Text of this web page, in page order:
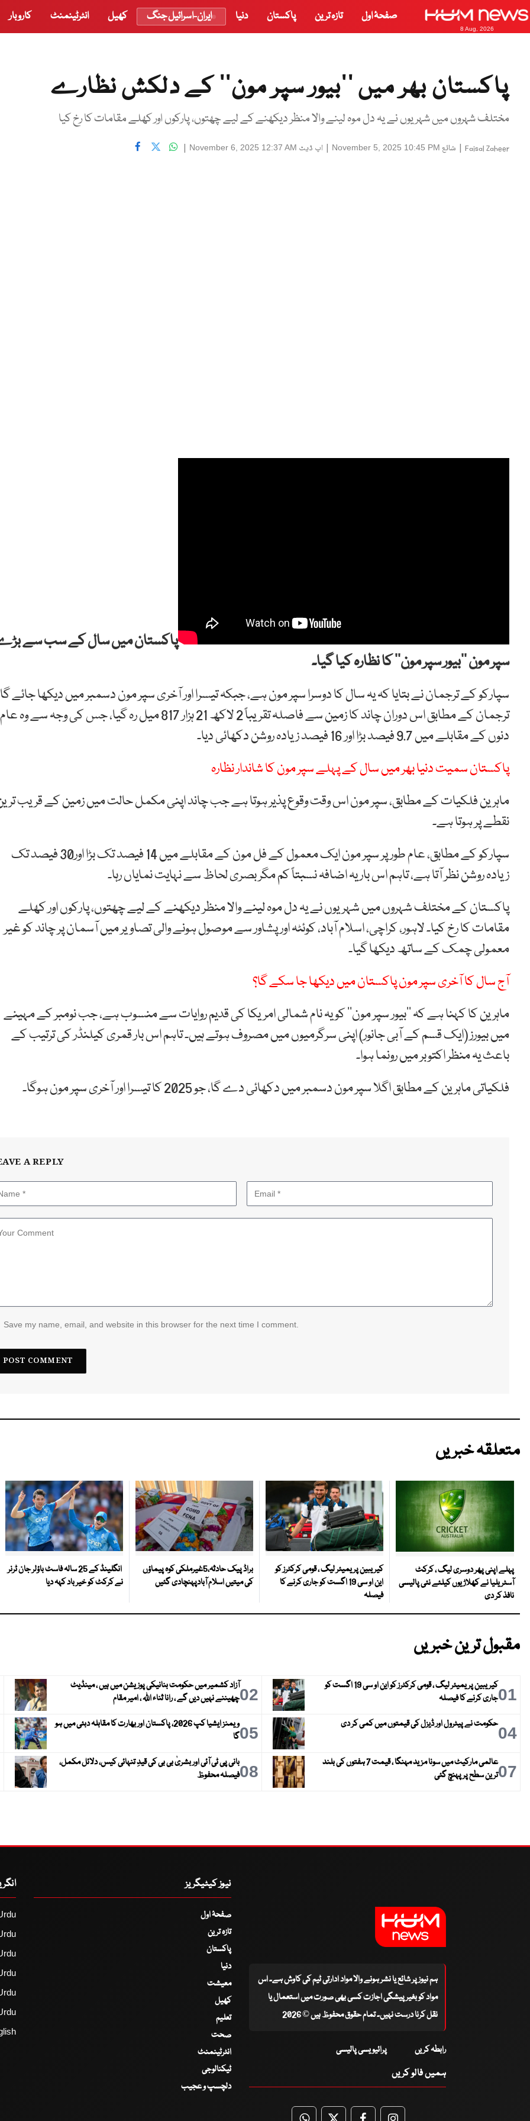
8 Aug, 2026
صفحۂ اول تازہ ترین پاکستان دنیا ایران-اسرائیل جنگ کھیل انٹرٹینمنٹ کاروبار
پاکستان بھر میں ’’بیور سپر مون‘‘ کے دلکش نظارے
مختلف شہروں میں شہریوں نے یہ دل موہ لینے والا منظر دیکھنے کے لیے چھتوں، پارکوں اور کھلے مقامات کا رخ کیا
Faisal Zaheer
| شائع November 5, 2025 10:45 PM
| اپ ڈیٹ November 6, 2025 12:37 AM
|
پاکستان میں سال کے سب سے
سپر مون ’’بیور سپر مون‘‘ کا نظارہ کیا گیا۔
سپارکو کے ترجمان نے بتایا کہ یہ سال کا دوسرا سپر مون ہے، جبکہ تیسرا اور آخری سپر مون دسمبر میں دیکھا جائے
ترجمان کے مطابق اس دوران چاند کا زمین سے فاصلہ تقریباً 2 لاکھ 21 ہزار 817 میل رہ گیا، جس کی وجہ سے وہ عام
دنوں کے مقابلے میں 9.7 فیصد بڑا اور 16 فیصد زیادہ روشن دکھائی دیا۔
پاکستان سمیت دنیا بھر میں سال کے پہلے سپر مون کا شاندار نظارہ
ماہرین فلکیات کے مطابق، سپر مون اس وقت وقوع پذیر ہوتا ہے جب چاند اپنی مکمل حالت میں زمین کے قریب
نقطے پر ہوتا ہے۔
سپارکو کے مطابق، عام طور پر سپر مون ایک معمول کے فل مون کے مقابلے میں 14 فیصد تک بڑا اور30 فیصد تک
زیادہ روشن نظر آتا ہے، تاہم اس بار یہ اضافہ نسبتاً کم مگر بصری لحاظ سے نہایت نمایاں رہا۔
پاکستان کے مختلف شہروں میں شہریوں نے یہ دل موہ لینے والا منظر دیکھنے کے لیے چھتوں، پارکوں اور کھلے
مقامات کا رخ کیا۔ لاہور، کراچی، اسلام آباد، کوئٹہ اور پشاور سے موصول ہونے والی تصاویر میں آسمان پر چاند کو غیر
معمولی چمک کے ساتھ دیکھا گیا۔
آج سال کا آخری سپر مون پاکستان میں دیکھا جا سکے گا؟
ماہرین کا کہنا ہے کہ ’’بیور سپر مون‘‘ کو یہ نام شمالی امریکا کی قدیم روایات سے منسوب ہے، جب نومبر کے مہینے
میں بیورز (ایک قسم کے آبی جانور) اپنی سرگرمیوں میں مصروف ہوتے ہیں۔ تاہم اس بار قمری کیلنڈر کی ترتیب کے
باعث یہ منظر اکتوبر میں رونما ہوا۔
فلکیاتی ماہرین کے مطابق اگلا سپر مون دسمبر میں دکھائی دے گا، جو 2025 کا تیسرا اور آخری سپر مون ہوگا۔
A REPLY
Save my name, email, and website in this browser for the next time I comment.
متعلقہ خبریں
پہلے اپنی پھر دوسری لیگ ، کرکٹ
آسٹریلیا نے کھلاڑیوں کیلئے نئی پالیسی
نافذ کر دی
کیریبین پریمیئر لیگ ، قومی کرکٹرز کو
این او سی 19 اگست کو جاری کرنے کا
فیصلہ
براڈ پیک حادثہ،5غیرملکی کوہ پیماؤں
کی میتیں اسلام آبادپہنچادی گئیں
انگلینڈ کے 25 سالہ فاسٹ باؤلر جان ٹرنر
نے کرکٹ کو خیر باد کہہ دیا
مقبول ترین خبریں
01
کیریبین پریمیئر لیگ ، قومی کرکٹرز کو این او سی 19 اگست کو
جاری کرنے کا فیصلہ
02آزاد کشمیر میں حکومت بنانیکی پوزیشن میں ہیں ، مینڈیٹ
چھیننے نہیں دیں گے ، رانا ثناء اللہ ، امیر مقام
04حکومت نے پیٹرول اور ڈیزل کی قیمتوں میں کمی کر دی 05
ویمنز ایشیا کپ 2026، پاکستان اور بھارت کا مقابلہ دبئی میں ہو
گا
07
عالمی مارکیٹ میں سونا مزید مہنگا ، قیمت 7 ہفتوں کی بلند
ترین سطح پر پہنچ گئی
08بانی پی ٹی آئی اور بشریٰ بی بی کی قیدِ تنہائی کیس، دلائل مکمل،
فیصلہ محفوظ
ہم نیوز پر شائع یا نشر ہونے والا مواد ادارتی ٹیم کی کاوش ہے۔ اس
مواد کو بغیر پیشگی اجازت کسی بھی صورت میں استعمال یا
نقل کرنا درست نہیں۔ تمام حقوق محفوظ ہیں © 2026
رابطہ کریں پرائیویسی پالیسی
ہمیں فالو کریں
نیوز کیٹیگریز
صفحۂ اول
تازہ ترین
پاکستان
دنیا
معیشت
کھیل
تعلیم
صحت
انٹرٹینمنٹ
ٹیکنالوجی
دلچسپ و عجیب